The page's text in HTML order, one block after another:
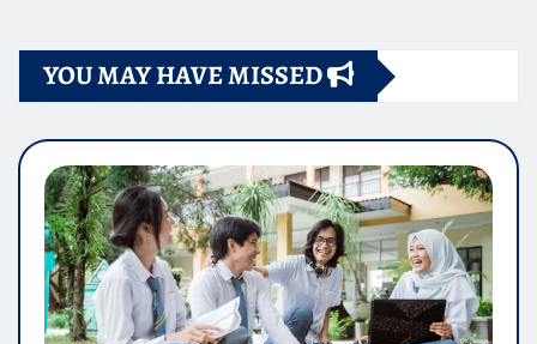
YOU MAY HAVE MISSED